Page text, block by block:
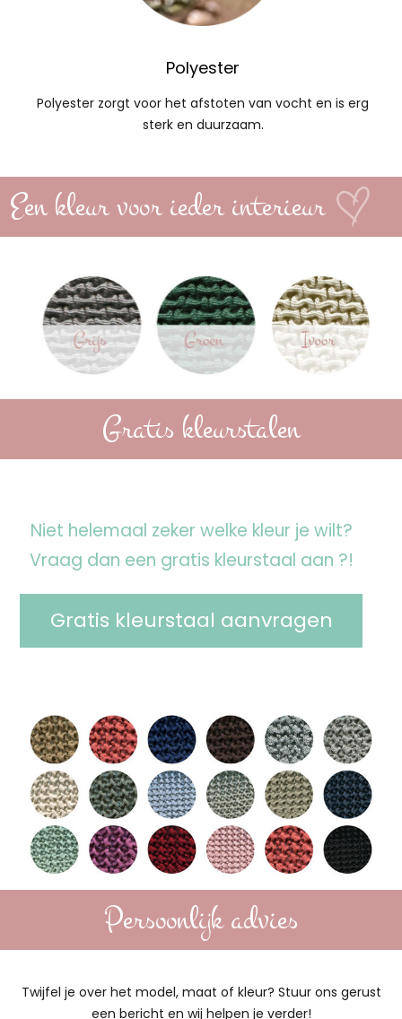
Polyester
Polyester zorgt voor het afstoten van vocht en is erg
sterk en duurzaam.
Een kleur voor ieder interieur
Gratis kleurstalen
Niet helemaal zeker welke kleur je wilt?
Vraag dan een gratis kleurstaal aan ?!
Gratis kleurstaal aanvragen
Persoonlijk advies
Twijfel je over het model, maat of kleur? Stuur ons gerust
een bericht en wij helpen je verder!